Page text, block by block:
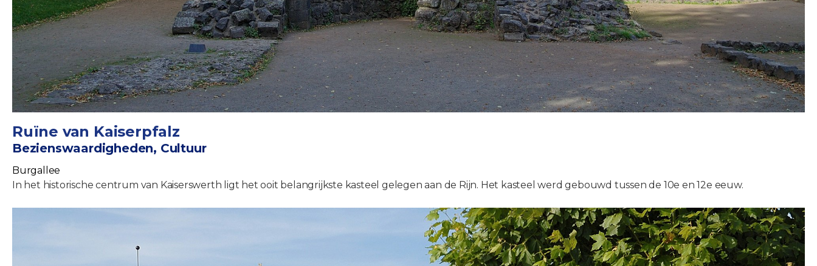
Ruïne van Kaiserpfalz
Bezienswaardigheden, Cultuur
Burgallee
In het historische centrum van Kaiserswerth ligt het ooit belangrijkste kasteel gelegen aan de Rijn. Het kasteel werd gebouwd tussen de 10e en 12e eeuw.